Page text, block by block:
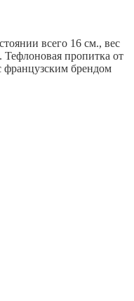
всего 16 см., вес
пропитка от
французским брендом